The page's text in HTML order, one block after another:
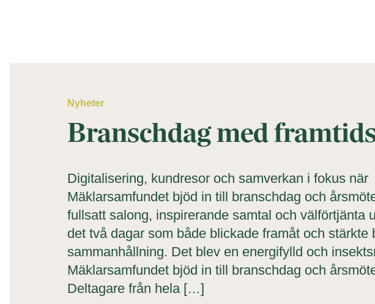
Nyheter
Branschdag med
Digitalisering, kundresor och samverkan i fokus när
Mäklarsamfundet bjöd in till branschdag och
fullsatt salong, inspirerande samtal och välförtjänta
det två dagar som både blickade framåt och stärkte
sammanhållning. Det blev en energifylld och
Mäklarsamfundet bjöd in till branschdag och
Deltagare från hela […]